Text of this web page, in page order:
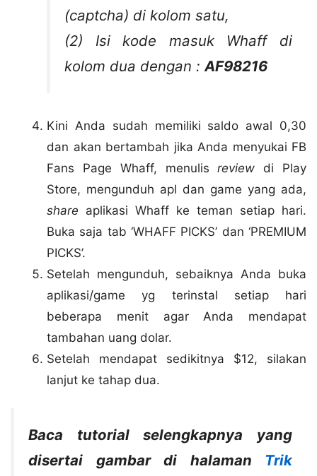
(captcha) di kolom satu,
(2) Isi kode masuk Whaff di
kolom dua dengan :AF98216
Kini Anda sudah memiliki saldo awal 0,30
dan akan bertambah jika Anda menyukai FB
Fans Page Whaff, menulisreview di Play
Store, mengunduh apl dan game yang ada,
share aplikasi Whaff ke teman setiap hari.
Buka saja tab ‘WHAFF PICKS’ dan ‘PREMIUM
PICKS’.
Setelah mengunduh, sebaiknya Anda buka
aplikasi/game yg terinstal setiap hari
beberapa menit agar Anda mendapat
tambahan uang dolar.
Setelah mendapat sedikitnya $12, silakan
lanjut ke tahap dua.
Baca tutorial selengkapnya yang
disertai gambar di halaman Trik